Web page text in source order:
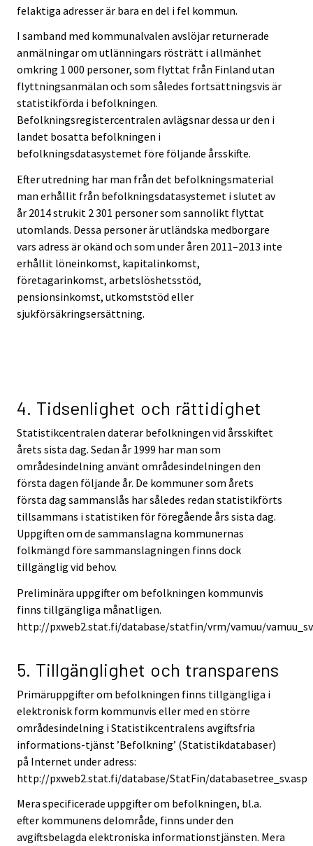
felaktiga adresser är bara en del i fel kommun.
I samband med kommunalvalen avslöjar returnerade
anmälningar om utlänningars rösträtt i allmänhet
omkring 1 000 personer, som flyttat från Finland utan
flyttningsanmälan och som således fortsättningsvis är
statistikförda i befolkningen.
Befolkningsregistercentralen avlägsnar dessa ur den i
landet bosatta befolkningen i
befolkningsdatasystemet före följande årsskifte.
Efter utredning har man från det befolkningsmaterial
man erhållit från befolkningsdatasystemet i slutet av
år 2014 strukit 2 301 personer som sannolikt flyttat
utomlands. Dessa personer är utländska medborgare
vars adress är okänd och som under åren 2011–2013 inte
erhållit löneinkomst, kapitalinkomst,
företagarinkomst, arbetslöshetsstöd,
pensionsinkomst, utkomststöd eller
sjukförsäkringsersättning.
4. Tidsenlighet och rättidighet
Statistikcentralen daterar befolkningen vid årsskiftet
årets sista dag. Sedan år 1999 har man som
områdesindelning använt områdesindelningen den
första dagen följande år. De kommuner som årets
första dag sammanslås har således redan statistikförts
tillsammans i statistiken för föregående års sista dag.
Uppgiften om de sammanslagna kommunernas
folkmängd före sammanslagningen finns dock
tillgänglig vid behov.
Preliminära uppgifter om befolkningen kommunvis
finns tillgängliga månatligen.
http://pxweb2.stat.fi/database/statfin/vrm/vamuu/
5. Tillgänglighet och transparens
Primäruppgifter om befolkningen finns tillgängliga i
elektronisk form kommunvis eller med en större
områdesindelning i Statistikcentralens avgiftsfria
informations-tjänst ’Befolkning’ (Statistikdatabaser)
på Internet under adress:
http://pxweb2.stat.fi/database/StatFin/databasetree_sv.asp
Mera specificerade uppgifter om befolkningen, bl.a.
efter kommunens delområde, finns under den
avgiftsbelagda elektroniska informationstjänsten. Mera